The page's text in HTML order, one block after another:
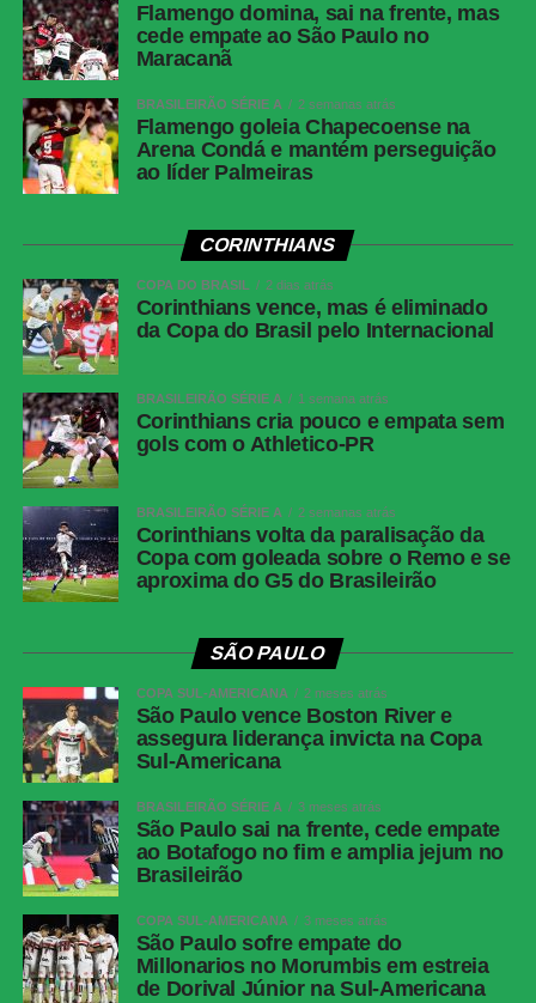
Flamengo domina, sai na frente, mas
cede empate ao São Paulo no
Maracanã
BRASILEIRÃO SÉRIE A 2 semanas atrás
Flamengo goleia Chapecoense na
Arena Condá e mantém perseguição
ao líder Palmeiras
CORINTHIANS
COPA DO BRASIL 2 dias atrás
Corinthians vence, mas é eliminado
da Copa do Brasil pelo Internacional
BRASILEIRÃO SÉRIE A 1 semana atrás
Corinthians cria pouco e empata sem
gols com o Athletico-PR
BRASILEIRÃO SÉRIE A 2 semanas atrás
Corinthians volta da paralisação da
Copa com goleada sobre o Remo e se
aproxima do G5 do Brasileirão
SÃO PAULO
COPA SUL-AMERICANA 2 meses atrás
São Paulo vence Boston River e
assegura liderança invicta na Copa
Sul-Americana
BRASILEIRÃO SÉRIE A 3 meses atrás
São Paulo sai na frente, cede empate
ao Botafogo no fim e amplia jejum no
Brasileirão
COPA SUL-AMERICANA 3 meses atrás
São Paulo sofre empate do
Millonarios no Morumbis em estreia
de Dorival Júnior na Sul-Americana